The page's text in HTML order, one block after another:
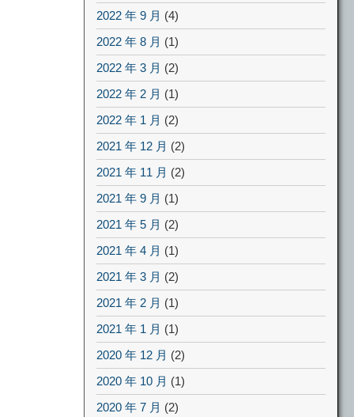
2022 年 9 月 (4)
2022 年 8 月 (1)
2022 年 3 月 (2)
2022 年 2 月 (1)
2022 年 1 月 (2)
2021 年 12 月 (2)
2021 年 11 月 (2)
2021 年 9 月 (1)
2021 年 5 月 (2)
2021 年 4 月 (1)
2021 年 3 月 (2)
2021 年 2 月 (1)
2021 年 1 月 (1)
2020 年 12 月 (2)
2020 年 10 月 (1)
2020 年 7 月 (2)